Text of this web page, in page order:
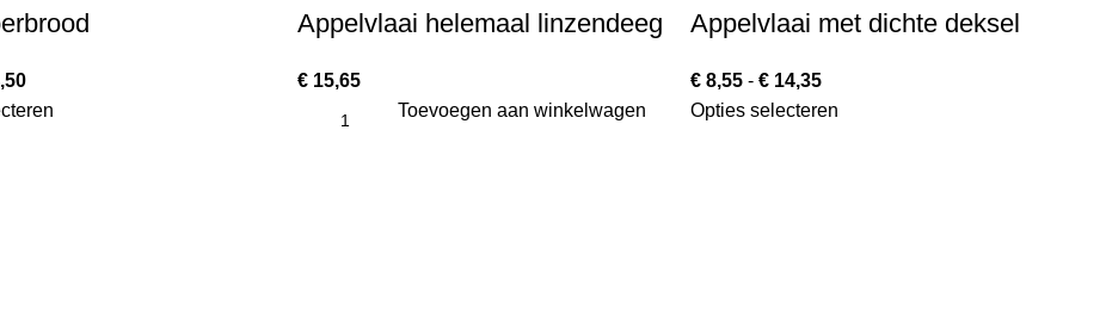
Appelvlaai helemaal linzendeeg
€ 15,65
Toevoegen aan winkelwagen
Appelvlaai met dichte deksel
€8,55 - €14,35
Opties selecteren